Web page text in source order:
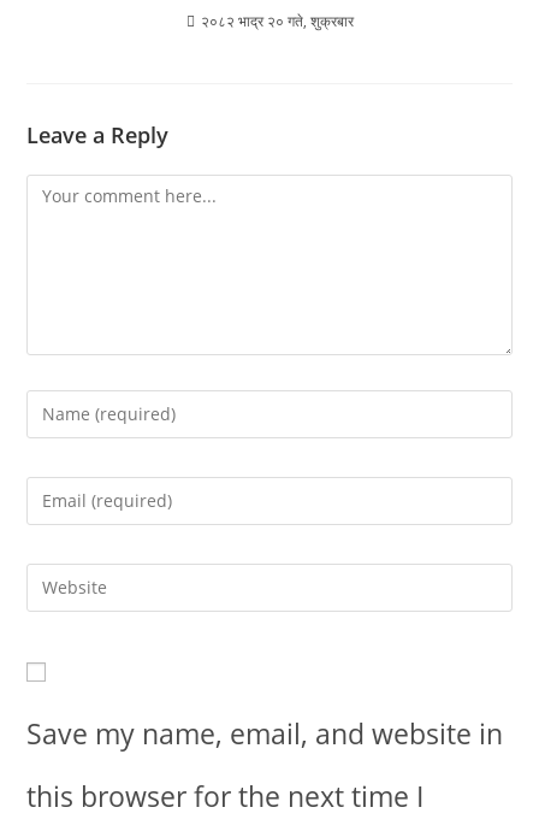
२०८२ भाद्र २० गते, शुक्रबार
Leave a Reply
Save my name, email, and website in
this browser for the next time I